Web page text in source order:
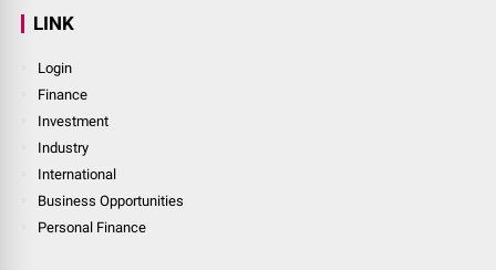
LINK
Login
Finance
Investment
Industry
International
Business Opportunities
Personal Finance